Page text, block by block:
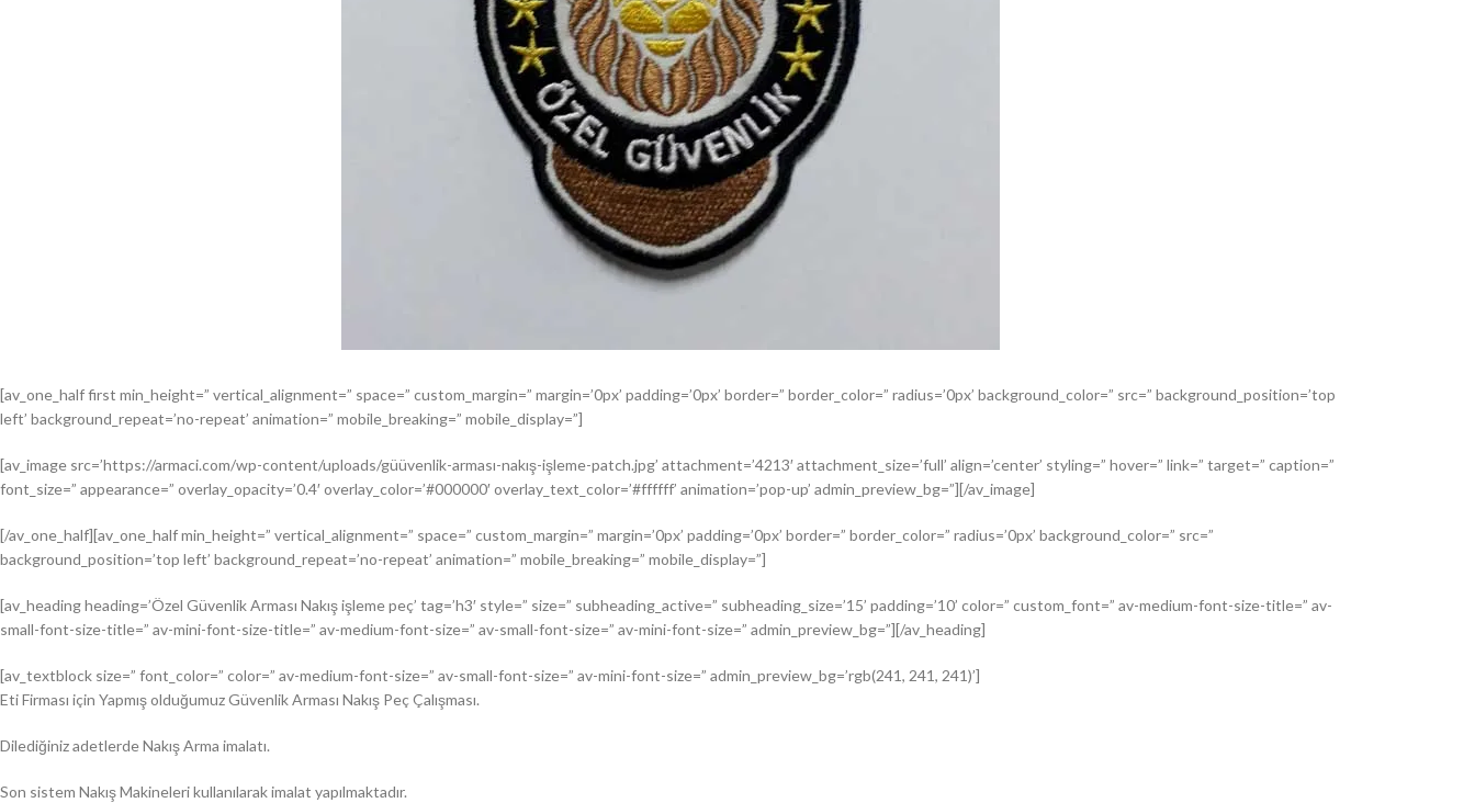
[av_one_half first min_height=” vertical_alignment=” space=” custom_margin=” margin=’0px’ padding=’0px’ border=” border_color=” radius=’0px’ background_color=” src=” background_position=’top
left’ background_repeat=’no-repeat’ animation=” mobile_breaking=” mobile_display=”]
[av_image src=’https://armaci.com/wp-content/uploads/güüvenlik-arması-nakış-işleme-patch.jpg’ attachment=’4213′ attachment_size=’full’ align=’center’ styling=” hover=” link=” target=” caption=”
font_size=” appearance=” overlay_opacity=’0.4′ overlay_color=’#000000′ overlay_text_color=’#ffffff’ animation=’pop-up’ admin_preview_bg=”][/av_image]
[/av_one_half][av_one_half min_height=” vertical_alignment=” space=” custom_margin=” margin=’0px’ padding=’0px’ border=” border_color=” radius=’0px’ background_color=” src=”
background_position=’top left’ background_repeat=’no-repeat’ animation=” mobile_breaking=” mobile_display=”]
[av_heading heading=’Özel Güvenlik Arması Nakış işleme peç’ tag=’h3′ style=” size=” subheading_active=” subheading_size=’15’ padding=’10’ color=” custom_font=” av-medium-font-size-title=” av-
small-font-size-title=” av-mini-font-size-title=” av-medium-font-size=” av-small-font-size=” av-mini-font-size=” admin_preview_bg=”][/av_heading]
[av_textblock size=” font_color=” color=” av-medium-font-size=” av-small-font-size=” av-mini-font-size=” admin_preview_bg=’rgb(241, 241, 241)’]
Eti Firması için Yapmış olduğumuz Güvenlik Arması Nakış Peç Çalışması.
Dilediğiniz adetlerde Nakış Arma imalatı.
Son sistem Nakış Makineleri kullanılarak imalat yapılmaktadır.